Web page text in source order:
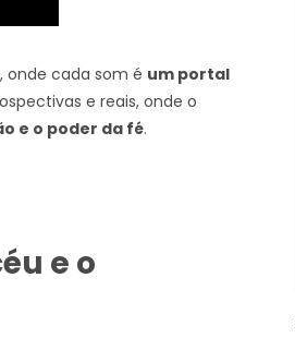
cada som é um portal
e reais, onde o
e o poder da fé.
e o